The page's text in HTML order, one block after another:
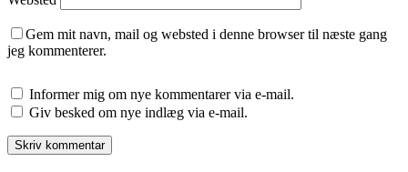
Gem mit navn, mail og websted i denne browser til næste gang
jeg kommenterer.
Informer mig om nye kommentarer via e-mail.
Giv besked om nye indlæg via e-mail.